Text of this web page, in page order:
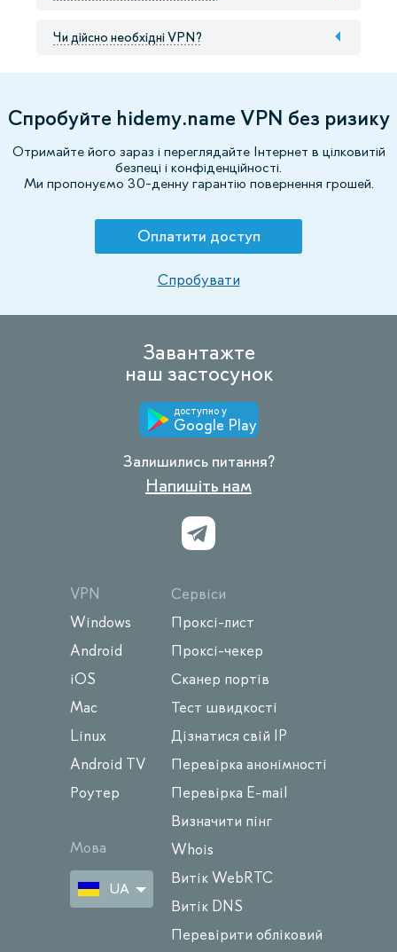
Чи дійсно необхідні VPN?
Спробуйте hidemy.name VPN без ризику
Отримайте його зараз і переглядайте Інтернет в цілковитій
безпеці і конфіденційності.
Ми пропонуємо 30-денну гарантію повернення грошей.
Оплатити доступ
Спробувати
Завантажте
наш застосунок
доступно у
Google Play
Залишились питання?
Напишіть нам
VPN
Windows
Android
iOS
Mac
Linux
Android TV
Роутер
Мова
UA
Сервіси
Проксі-лист
Проксі-чекер
Сканер портів
Тест швидкості
Дізнатися свій IP
Перевірка анонімності
Перевірка E-mail
Визначити пінг
Whois
Витік WebRTC
Витік DNS
Перевірити обліковий